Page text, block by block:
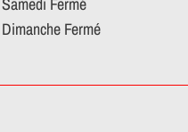
Dimanche Fermé